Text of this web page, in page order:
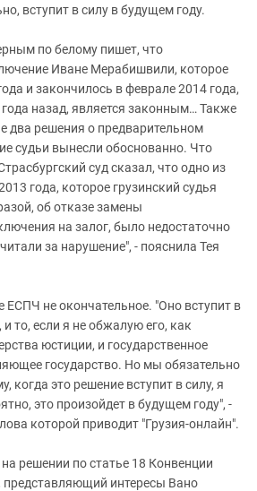
вступит в силу в будущем году.
по белому пишет, что
Иване Мерабишвили, которое
и закончилось в феврале 2014 года,
года назад, является законным… Также
два решения о предварительном
судьи вынесли обоснованно. Что
суд сказал, что одно из
года, которое грузинский судья
об отказе замены
на залог, было недостаточно
за нарушение", - пояснила Тея
ЕСПЧ не окончательное. "Оно вступит в
и то, если я не обжалую его, как
юстиции, и государственное
государство. Но мы обязательно
когда это решение вступит в силу, я
это произойдет в будущем году", -
которой приводит "Грузия-онлайн".
решении по статье 18 Конвенции
представляющий интересы Вано